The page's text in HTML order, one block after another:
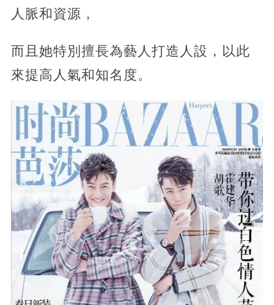
人脈和資源，
而且她特別擅長為藝人打造人設，以此
來提高人氣和知名度。